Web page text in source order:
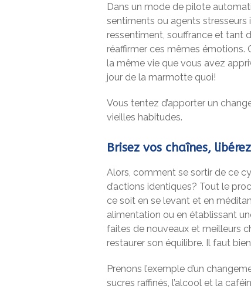
Dans un mode de pilote
sentiments ou agents stresseurs
ressentiment, souffrance et tant
réaffirmer ces mêmes émotions.
la même vie que vous avez
jour de la marmotte quoi!
Vous tentez d’apporter un
vieilles habitudes.
Brisez vos chaînes,
Alors, comment se sortir de ce
d’actions identiques? Tout le
ce soit en se levant et en
alimentation ou en établissant
faites de nouveaux et meilleurs
restaurer son équilibre. Il faut
Prenons l’exemple d’un
sucres raffinés, l’alcool et la